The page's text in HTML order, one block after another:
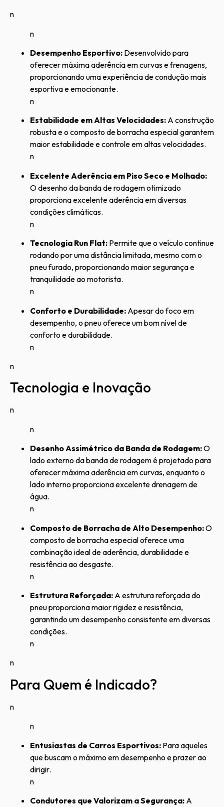
n
n
Desempenho Esportivo: Desenvolvido para
oferecer máxima aderência em curvas e frenagens,
proporcionando uma experiência de condução mais
esportiva e emocionante.
n
Estabilidade em Altas Velocidades: A construção
robusta e o composto de borracha especial garantem
maior estabilidade e controle em altas velocidades.
n
Excelente Aderência em Piso Seco e Molhado:
O desenho da banda de rodagem otimizado
proporciona excelente aderência em diversas
condições climáticas.
n
Tecnologia Run Flat: Permite que o veículo continue
rodando por uma distância limitada, mesmo com o
pneu furado, proporcionando maior segurança e
tranquilidade ao motorista.
n
Conforto e Durabilidade: Apesar do foco em
desempenho, o pneu oferece um bom nível de
conforto e durabilidade.
n
n
Tecnologia e Inovação
n
n
Desenho Assimétrico da Banda de Rodagem:O
lado externo da banda de rodagem é projetado para
oferecer máxima aderência em curvas, enquanto o
lado interno proporciona excelente drenagem de
água.
n
Composto de Borracha de Alto Desempenho:O
composto de borracha especial oferece uma
combinação ideal de aderência, durabilidade e
resistência ao desgaste.
n
Estrutura Reforçada: A estrutura reforçada do
pneu proporciona maior rigidez e resistência,
garantindo um desempenho consistente em diversas
condições.
n
n
Para Quem é Indicado?
n
n
Entusiastas de Carros Esportivos: Para aqueles
que buscam o máximo em desempenho e prazer ao
dirigir.
n
Condutores que Valorizam a Segurança: A